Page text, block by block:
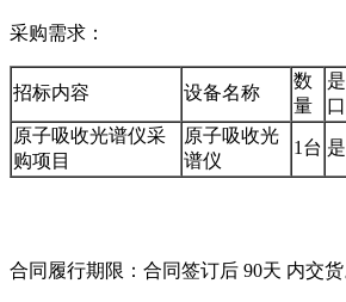
采购需求：
招标内容 设备名称
数
量
原子吸收光谱仪采
购项目
原子吸收光
谱仪
1台 是
合同履行期限：合同签订后 90天 内交货